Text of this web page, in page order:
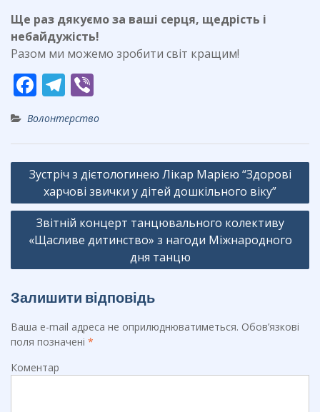
Ще раз дякуємо за ваші серця, щедрість і
небайдужість!
Разом ми можемо зробити світ кращим!
F
ac
e
b
o
o
k
T
el
e
gr
a
m
er
Волонтерство
Навігація
записів
Зустріч з дієтологинею Лікар Марією “Здорові
харчові звички у дітей дошкільного віку”
Звітній концерт танцювального колективу
«Щасливе дитинство» з нагоди Міжнародного
дня танцю
Залишити відповідь
Ваша e-mail адреса не оприлюднюватиметься. Обов’язкові
поля позначені *
Коментар